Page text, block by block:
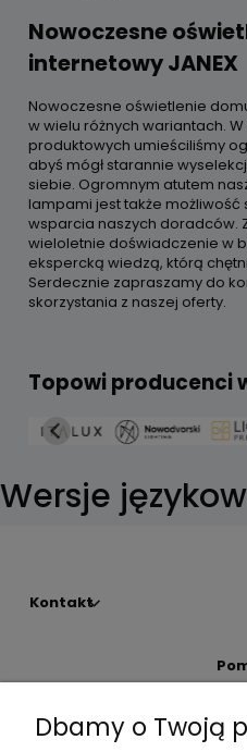
Nowoczesne
internetowy JANEX
Nowoczesne oświetlenie
w wielu różnych wariantach.
produktowych umieściliśmy
abyś mógł starannie
siebie. Ogromnym atutem
lampami jest także
wsparcia naszych doradców.
wieloletnie doświadczenie w
ekspercką wiedzą, którą
Serdecznie zapraszamy do
skorzystania z naszej oferty.
Topowi producenci
Wersje
Kontakt
Moje
Dbamy o Twoją